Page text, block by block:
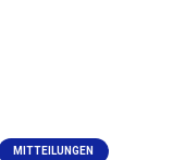
MITTEILUNGEN